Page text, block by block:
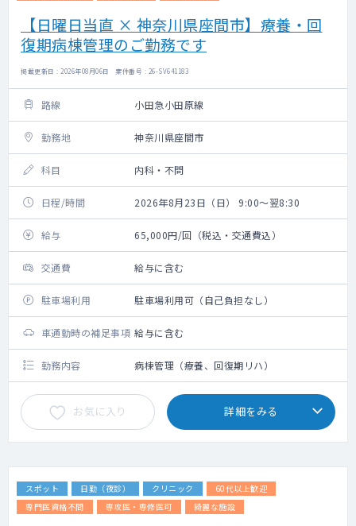
【日曜日当直 × 神奈川県座間市】療養・回
復期病棟管理のご勤務です
掲載更新日 : 2026年08月06日 案件番号 : 26-SV641183
路線 小田急小田原線
勤務地 神奈川県座間市
科目 内科・不問
日程/時間 2026年8月23日（日） 9:00～翌8:30
給与 65,000円/回（税込・交通費込）
交通費 給与に含む
駐車場利用 駐車場利用可（自己負担なし）
車通勤時の補足事項 給与に含む
勤務内容 病棟管理（療養、回復期リハ）
お気に入り 詳細をみる
スポット 日勤（夜診） クリニック
60代以上歓迎
専門医資格不問
専攻医・専修医可 綺麗な施設